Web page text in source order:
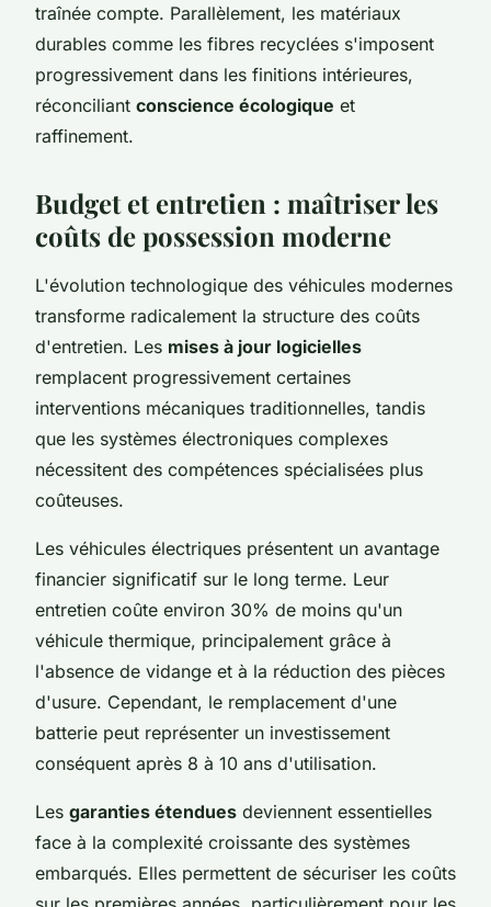
traînée compte. Parallèlement, les matériaux
durables comme les fibres recyclées s'imposent
progressivement dans les finitions intérieures,
réconciliant conscience écologique et
raffinement.
Budget et entretien : maîtriser les
coûts de possession moderne
L'évolution technologique des véhicules modernes
transforme radicalement la structure des coûts
d'entretien. Les mises à jour logicielles
remplacent progressivement certaines
interventions mécaniques traditionnelles, tandis
que les systèmes électroniques complexes
nécessitent des compétences spécialisées plus
coûteuses.
Les véhicules électriques présentent un avantage
financier significatif sur le long terme. Leur
entretien coûte environ 30% de moins qu'un
véhicule thermique, principalement grâce à
l'absence de vidange et à la réduction des pièces
d'usure. Cependant, le remplacement d'une
batterie peut représenter un investissement
conséquent après 8 à 10 ans d'utilisation.
Les garanties étendues deviennent essentielles
face à la complexité croissante des systèmes
embarqués. Elles permettent de sécuriser les coûts